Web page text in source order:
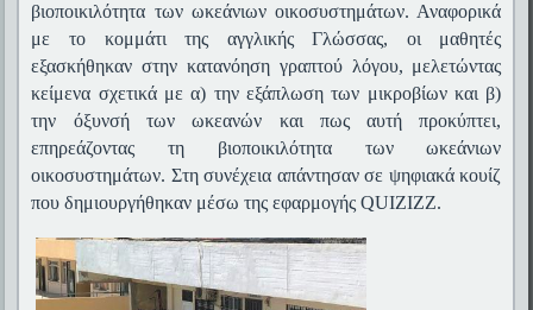
βιοποικιλότητα των ωκεάνιων οικοσυστημάτων. Αναφορικά
με το κομμάτι της αγγλικής Γλώσσας, οι μαθητές
εξασκήθηκαν στην κατανόηση γραπτού λόγου, μελετώντας
κείμενα σχετικά με α) την εξάπλωση των μικροβίων και β)
την όξυνσή των ωκεανών και πως αυτή προκύπτει,
επηρεάζοντας τη βιοποικιλότητα των ωκεάνιων
οικοσυστημάτων. Στη συνέχεια απάντησαν σε ψηφιακά κουίζ
που δημιουργήθηκαν μέσω της εφαρμογής QUIZIZZ.